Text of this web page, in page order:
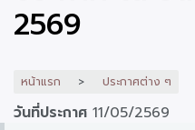
เพลิง
2569
หน้าแรก ประกาศต่าง ๆ
วันที่ประกาศ 11/05/2569